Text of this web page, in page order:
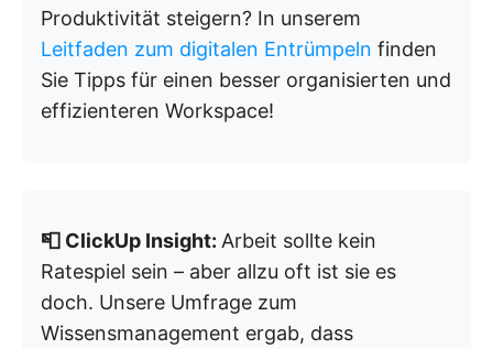
Produktivität steigern? In unserem
Leitfaden zum digitalen Entrümpeln finden
Sie Tipps für einen besser organisierten und
effizienteren Workspace!
📮 ClickUp Insight: Arbeit sollte kein
Ratespiel sein – aber allzu oft ist sie es
doch. Unsere Umfrage zum
Wissensmanagement ergab, dass